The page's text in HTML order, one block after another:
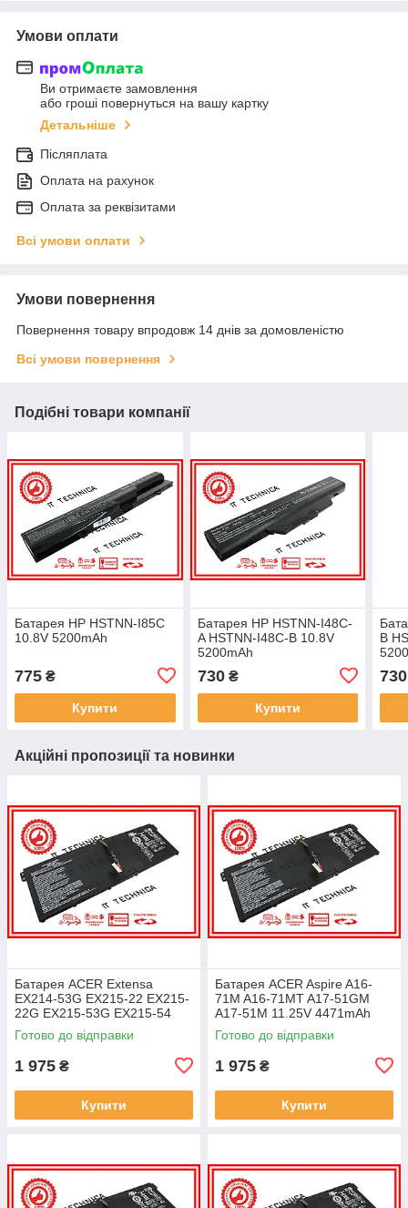
Умови оплати
Ви отримаєте замовлення
або гроші повернуться на вашу картку
Детальніше
Післяплата
Оплата на рахунок
Оплата за реквізитами
Всі умови оплати
Умови повернення
Повернення товару впродовж 14 днів за домовленістю
Всі умови повернення
Подібні товари компанії
Батарея HP HSTNN-I85C
10.8V 5200mAh
775 ₴
Купити
Батарея HP HSTNN-I48C-
A HSTNN-I48C-B 10.8V
5200mAh
730₴
Купити
B
730
Акційні пропозиції та новинки
Батарея ACER Extensa
EX214-53G EX215-22 EX215-
22G EX215-53G EX215-54
EX215-54G 11.25V 4471mAh
ОРИГІНАЛ
Готово до відправки
1 975 ₴
Купити
Батарея ACER Aspire A16-
71M A16-71MT A17-51GM
A17-51M 11.25V 4471mAh
ОРИГІНАЛ
Готово до відправки
1 975 ₴
Купити